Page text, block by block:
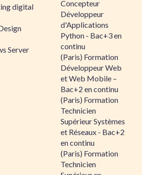
digital
Server
Concepteur
Développeur
d'Applications
Python - Bac+3 en
continu
(Paris) Formation
Développeur Web
et Web Mobile –
Bac+2 en continu
(Paris) Formation
Technicien
Supérieur Systèmes
et Réseaux - Bac+2
en continu
(Paris) Formation
Technicien